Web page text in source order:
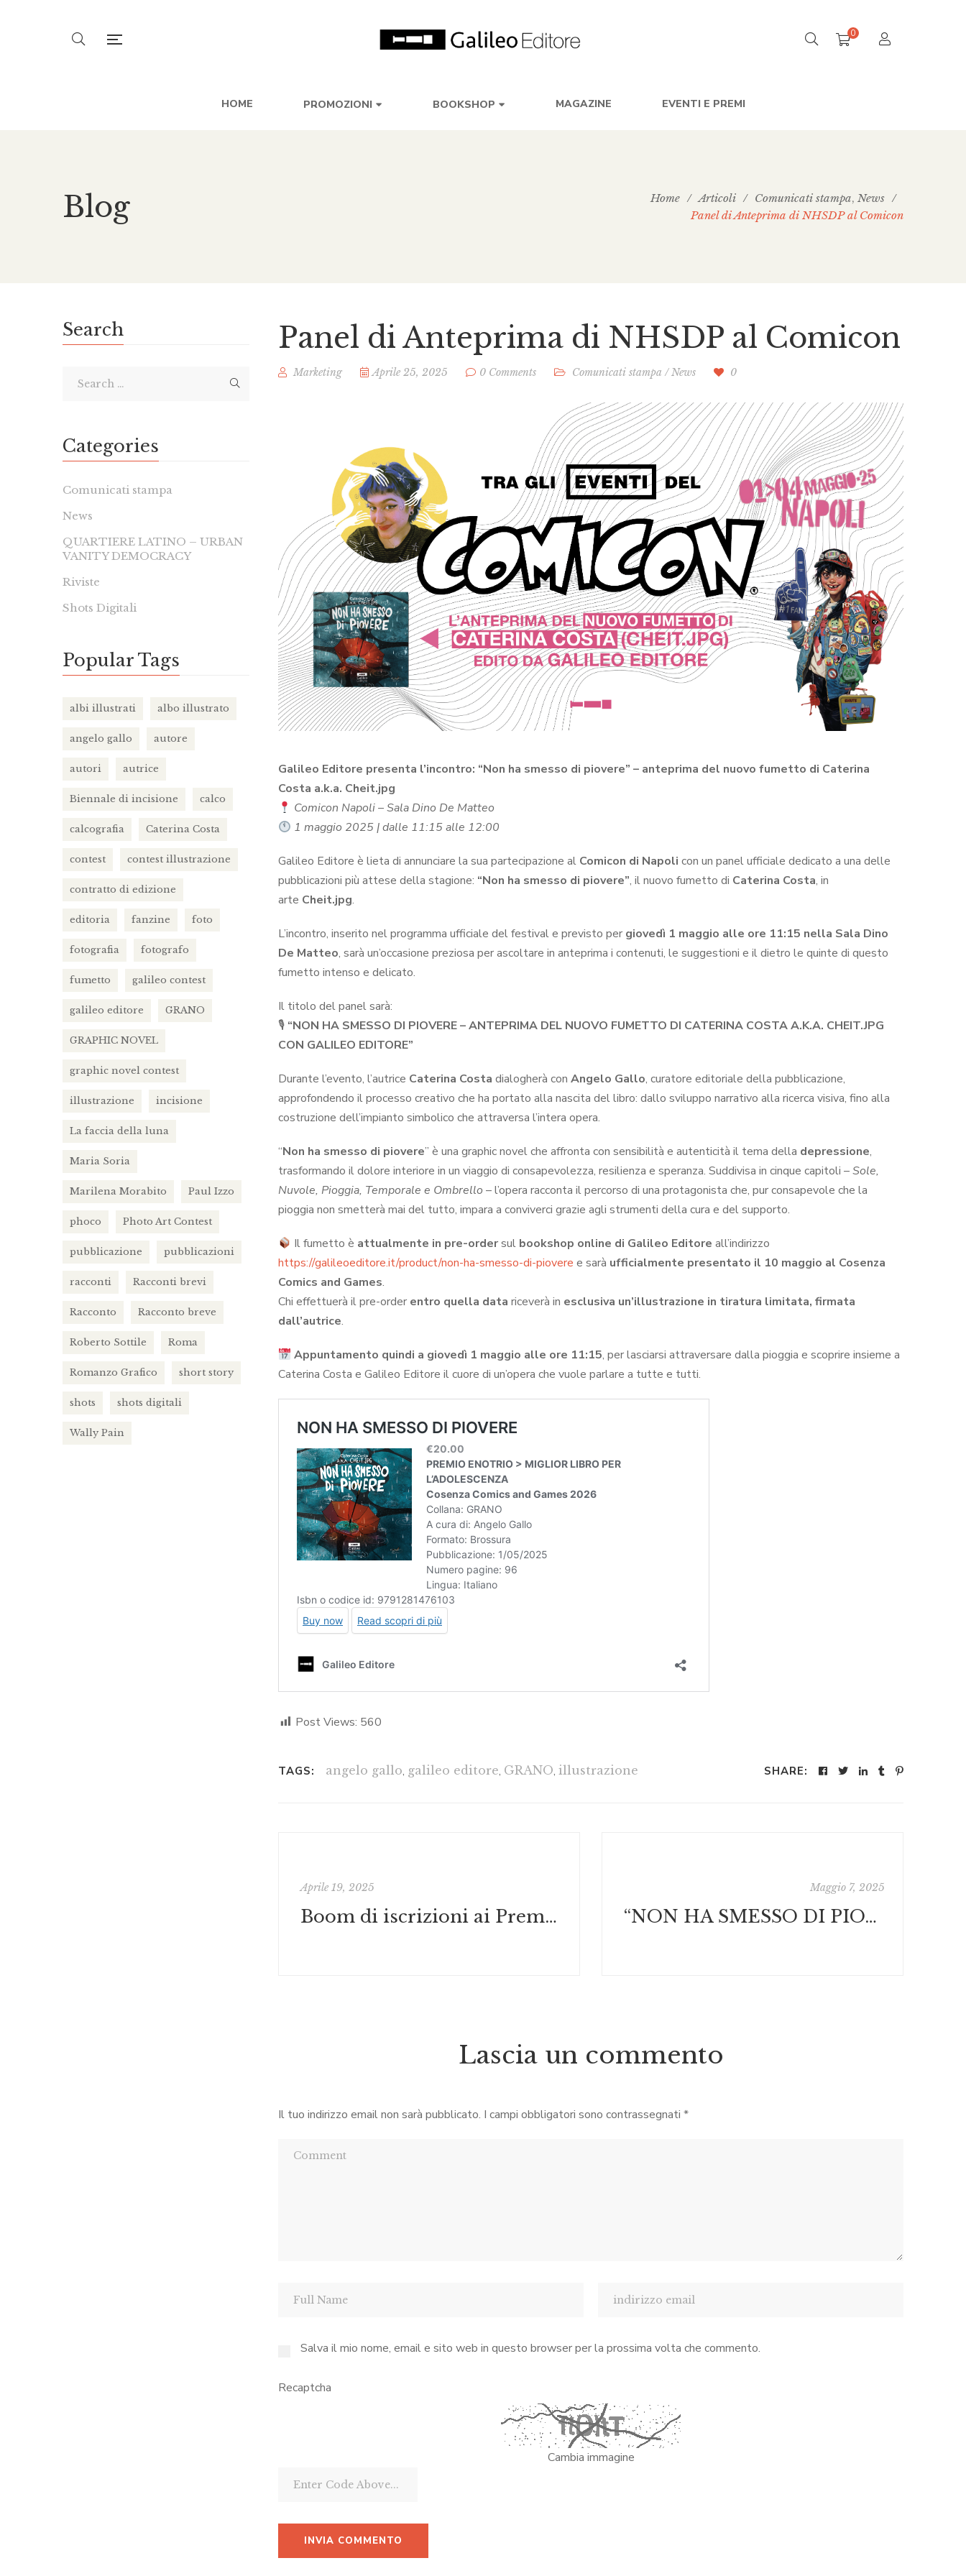
0
HOME PROMOZIONI BOOKSHOP MAGAZINE EVENTI E PREMI
Blog Home / Articoli / Comunicati stampa, News /
Panel di Anteprima di NHSDP al Comicon
Panel di Anteprima di NHSDP al Comicon
Marketing Aprile 25, 2025 0 Comments Comunicati stampa /News 0
Galileo Editore presenta l’incontro: “Non ha smesso di piovere” – anteprima del nuovo fumetto di Caterina
Costa a.k.a. Cheit.jpg
Comicon Napoli – Sala Dino De Matteo
1 maggio 2025 | dalle 11:15 alle 12:00
Galileo Editore è lieta di annunciare la sua partecipazione al Comicon di Napoli con un panel ufficiale dedicato a una delle
pubblicazioni più attese della stagione: “Non ha smesso di piovere”, il nuovo fumetto di Caterina Costa, in
arte Cheit.jpg.
L’incontro, inserito nel programma ufficiale del festival e previsto per giovedì 1 maggio alle ore 11:15 nella Sala Dino
De Matteo, sarà un’occasione preziosa per ascoltare in anteprima i contenuti, le suggestioni e il dietro le quinte di questo
fumetto intenso e delicato.
Il titolo del panel sarà:
🎙 “NON HA SMESSO DI PIOVERE – ANTEPRIMA DEL NUOVO FUMETTO DI CATERINA COSTA A.K.A. CHEIT.JPG
CON GALILEO EDITORE”
Durante l’evento, l’autrice Caterina Costa dialogherà con Angelo Gallo, curatore editoriale della pubblicazione,
approfondendo il processo creativo che ha portato alla nascita del libro: dallo sviluppo narrativo alla ricerca visiva, fino alla
costruzione dell’impianto simbolico che attraversa l’intera opera.
“Non ha smesso di piovere” è una graphic novel che affronta con sensibilità e autenticità il tema della depressione,
trasformando il dolore interiore in un viaggio di consapevolezza, resilienza e speranza. Suddivisa in cinque capitoli –Sole,
Nuvole, Pioggia, Temporale e Ombrello – l’opera racconta il percorso di una protagonista che, pur consapevole che la
pioggia non smetterà mai del tutto, impara a conviverci grazie agli strumenti della cura e del supporto.
Il fumetto è attualmente in pre-ordersul bookshop online di Galileo Editore all’indirizzo
https://galileoeditore.it/product/non-ha-smesso-di-piovere e sarà ufficialmente presentato il 10 maggio al Cosenza
Comics and Games.
Chi effettuerà il pre-order entro quella data riceverà in esclusiva un’illustrazione in tiratura limitata, firmata
dall’autrice.
Appuntamento quindi a giovedì 1 maggio alle ore 11:15, per lasciarsi attraversare dalla pioggia e scoprire insieme a
Caterina Costa e Galileo Editore il cuore di un’opera che vuole parlare a tutte e tutti.
Post Views: 560
TAGS: angelo gallo, galileo editore, GRANO, illustrazione SHARE:
Aprile 19, 2025
Boom di iscrizioni ai Premi Nazionali: GRAZIE!
Maggio 7, 2025
“NON HA SMESSO DI PIOVERE” – Presentazione ufficiale del nuovo fumetto di Caterina Costa al Cosenza Comics & Games 2025
Lascia un commento
Il tuo indirizzo email non sarà pubblicato. I campi obbligatori sono contrassegnati *
Salva il mio nome, email e sito web in questo browser per la prossima volta che commento.
Recaptcha
Cambia immagine
Search
Categories
Comunicati stampa
News
QUARTIERE LATINO – URBAN
VANITY DEMOCRACY
Riviste
Shots Digitali
Popular Tags
albi illustrati albo illustrato
angelo gallo autore
autori autrice
Biennale di incisione calco
calcografia Caterina Costa
contest contest illustrazione
contratto di edizione
editoria fanzine foto
fotografia fotografo
fumetto galileo contest
galileo editore GRANO
GRAPHIC NOVEL
graphic novel contest
illustrazione incisione
La faccia della luna
Maria Soria
Marilena Morabito Paul Izzo
phoco Photo Art Contest
pubblicazione pubblicazioni
racconti Racconti brevi
Racconto Racconto breve
Roberto Sottile Roma
Romanzo Grafico short story
shots shots digitali
Wally Pain